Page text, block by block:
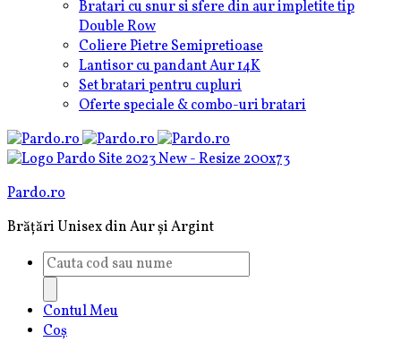
Bratari cu snur si sfere din aur impletite tip
Double Row
Coliere Pietre Semipretioase
Lantisor cu pandant Aur 14K
Set bratari pentru cupluri
Oferte speciale & combo-uri bratari
Pardo.ro
Brățări Unisex din Aur și Argint
Products
search
Contul Meu
Coș